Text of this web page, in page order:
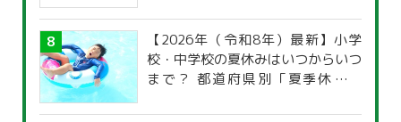
【2026年（令和8年）最新】小学
校・中学校の夏休みはいつからいつ
まで？ 都道府県別「夏季休暇一